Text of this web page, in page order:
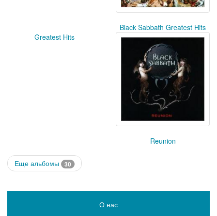
Black Sabbath Greatest Hits
Greatest Hits
Reunion
Еще альбомы 30
О нас